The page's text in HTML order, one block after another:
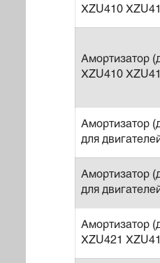
XZU410
Амортизатор
XZU410
Амортизатор
для
Амортизатор
для
Амортизатор
XZU421